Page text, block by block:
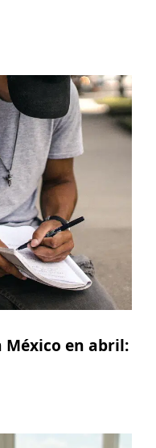
México en abril: